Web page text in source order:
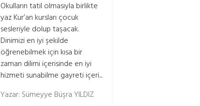
Okulların tatil olmasıyla birlikte
yaz Kur’an kursları çocuk
sesleriyle dolup taşacak.
Dinimizi en iyi şekilde
öğrenebilmek için kısa bir
zaman dilimi içerisinde en iyi
hizmeti sunabilme gayreti içeri...
Yazar: Sümeyye Büşra YILDIZ